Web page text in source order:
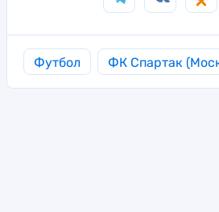
Футбол ФК Спартак